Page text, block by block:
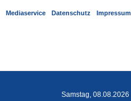
Mediaservice Datenschutz Impressum
Samstag, 08.08.2026